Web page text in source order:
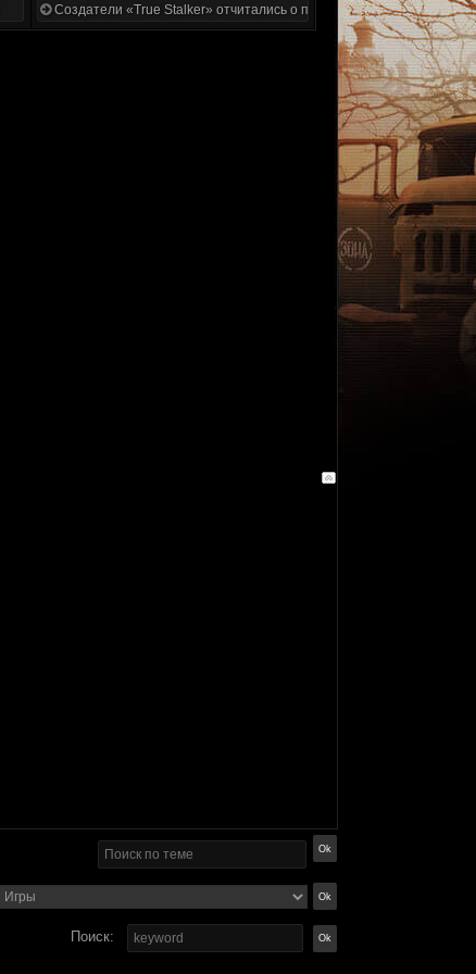
Создатели «True Stalker» отчитались о проделанной работе
Поиск: